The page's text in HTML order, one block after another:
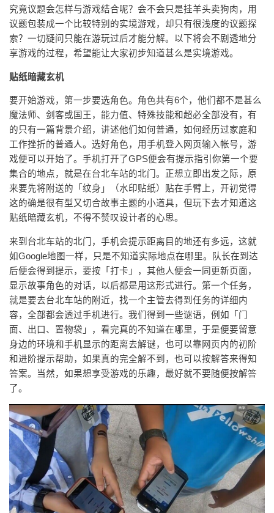
究竟议题会怎样与游戏结合呢？会不会只是挂羊头卖狗肉，用
议题包装成一个比较特别的实境游戏，却只有很浅度的议题探
索？一切疑问只能在游玩过后才能分解。以下将会不剧透地分
享游戏的过程，希望能让大家初步知道甚么是实境游戏。
贴纸暗藏玄机
要开始游戏，第一步要选角色。角色共有6个，他们都不是甚么
魔法师、剑客或国王，能力值、特殊技能和超必全部没有，有
的只有一篇背景介绍，讲述他们如何普通，如何经历过家庭和
工作挫折的普通人。选好角色，用手机登入网页输入帐号，游
戏便可以开始了。手机打开了GPS便会有提示指引你第一个要
集合的地点，就是在台北车站的北门。正想立即出发之际，原
来要先将附送的「纹身」（水印贴纸）贴在手臂上，开初觉得
这的确是很有型又切合故事主题的小道具，但玩下去才知道这
贴纸暗藏玄机，不得不赞叹设计者的心思。
来到台北车站的北门，手机会提示距离目的地还有多远，这就
如Google地图一样，只是不知道实际地点在哪里。队长在到达
后便会得到提示，要按「打卡」，其他人便会一同更新页面，
显示故事角色的对话，以后都是用这形式进行。第一个任务，
就是要去台北车站的附近，找一个主管去得到任务的详细内
容，全部都会透过手机进行。我们得到一些谜语，例如「门
面、出口、置物袋」，看完真的不知道在哪里，于是便要留意
身边的环境和手机显示的距离去解谜，也可以靠网页内的初阶
和进阶提示帮助，如果真的完全解不到，也可以按解答来得知
答案。当然，如果想享受游戏的乐趣，最好就不要随便按解答
了。